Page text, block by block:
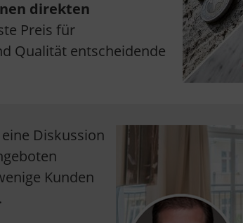
direkten
Preis für
Qualität entscheidende
Diskussion
Kunden
.